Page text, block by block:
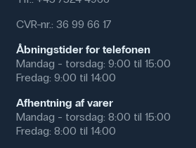
CVR-nr.: 36 99 66 17
Åbningstider for telefonen
Mandag - torsdag: 9:00 til 15:00
Fredag: 9:00 til 14:00
Afhentning af varer
Mandag - torsdag: 8:00 til 15:00
Fredag: 8:00 til 14:00